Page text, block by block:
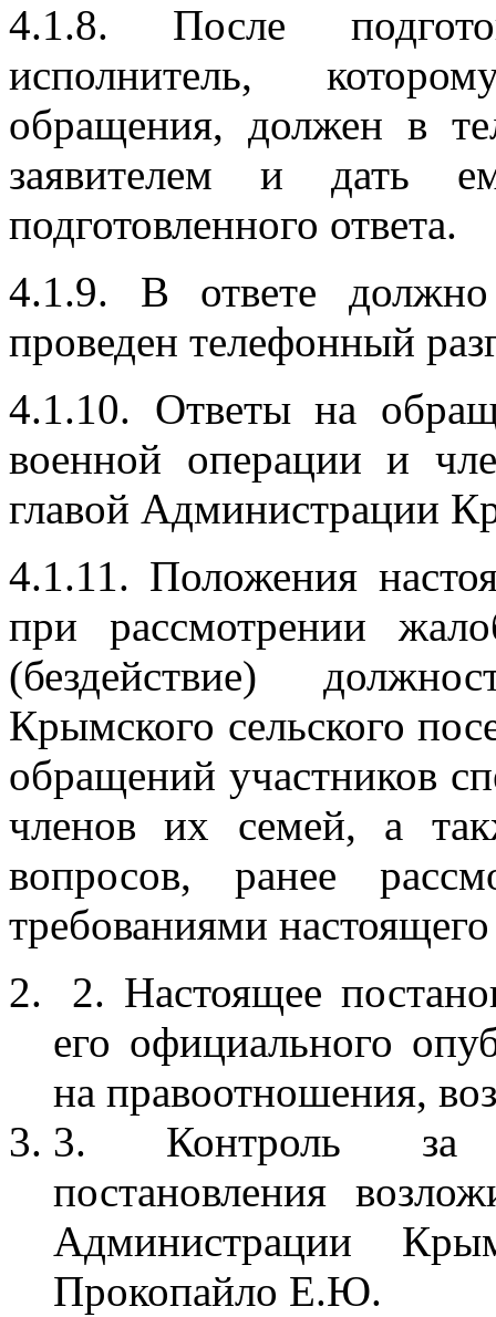
4.1.8. После
исполнитель,
обращения, должен в
заявителем и дать
подготовленного ответа.
4.1.9. В ответе
проведен телефонный
4.1.10. Ответы на
военной операции и
главой Администрации
4.1.11. Положения
при рассмотрении
(бездействие)
Крымского сельского
обращений участников
членов их семей, а
вопросов, ранее
требованиями настоящего
2. Настоящее
его официального
на правоотношения,
3. Контроль за
постановления
Администрации
Прокопайло Е.Ю.